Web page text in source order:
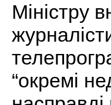
Міністру
“окремі